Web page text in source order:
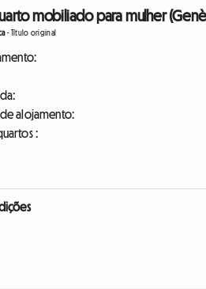
mobiliado para mulher
-Título original
alojamento:
: